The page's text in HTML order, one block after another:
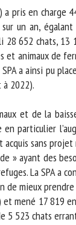
pris en charge
un an,
28 652 chats,
animaux de
a ainsi pu
2022).
et de la
particulier
sans projet
» ayant des
La SPA a
mieux
mené 17 819
5 523 chats
ce
le cadre de la